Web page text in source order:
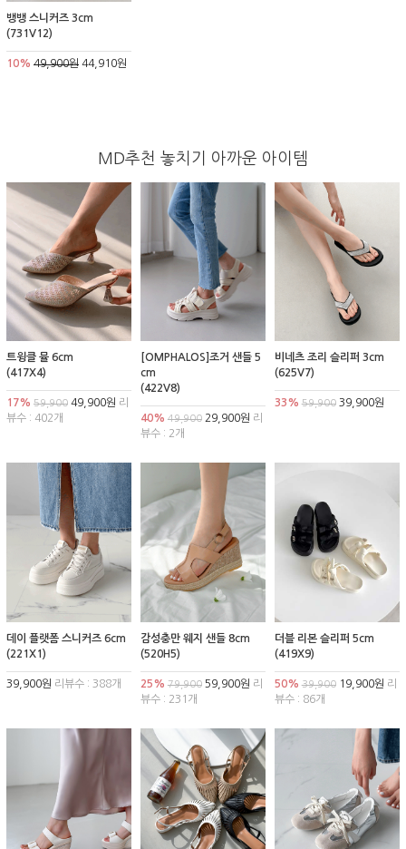
뱅뱅 스니커즈 3cm
(731V12)
10% 49,900원 44,910원
MD추천 놓치기 아까운 아이템
트윙클 뮬 6cm
(417X4)
17% 59,900 49,900원 리
뷰수 : 402개
[OMPHALOS]조거 샌들 5
cm
(422V8)
40% 49,90029,900원 리
뷰수 : 2개
비네츠 조리 슬리퍼 3cm
(625V7)
33% 59,90039,900원
데이 플랫폼 스니커즈 6cm
(221X1)
39,900원 리뷰수 : 388개
감성충만 웨지 샌들 8cm
(520H5)
25% 79,90059,900원 리
뷰수 : 231개
더블 리본 슬리퍼 5cm
(419X9)
50% 39,90019,900원 리
뷰수 : 86개